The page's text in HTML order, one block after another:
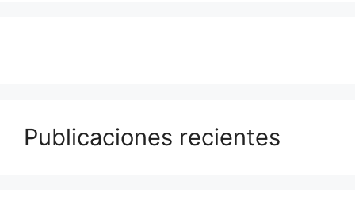
Publicaciones recientes